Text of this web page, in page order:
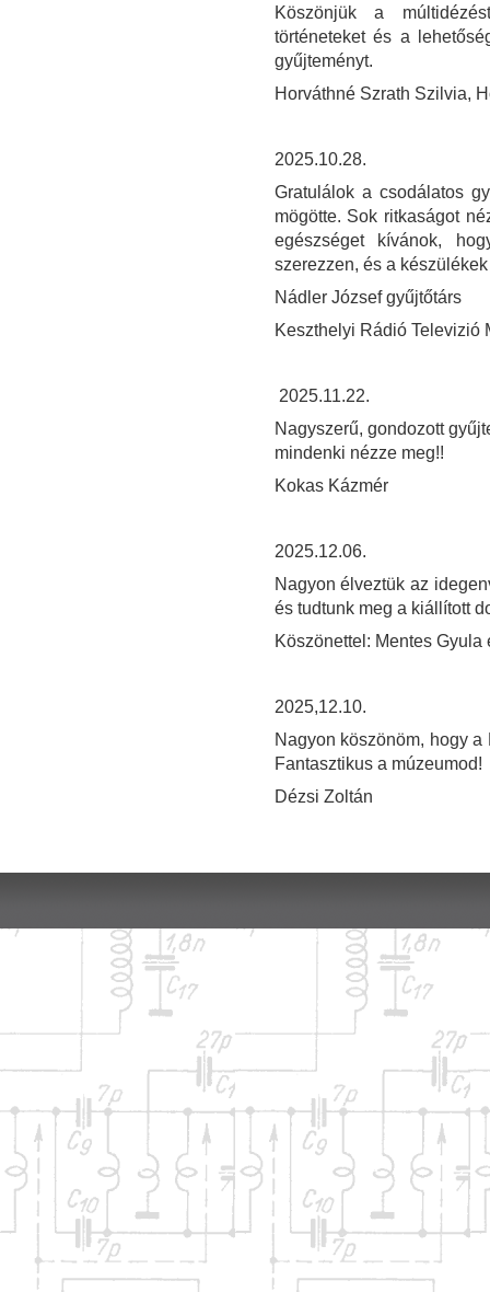
Köszönjük a
történeteket és a
gyűjteményt.
Horváthné Szrath Szilvia,
2025.10.28.
Gratulálok a csodálatos
mögötte. Sok ritkaságot
egészséget kívánok,
szerezzen, és a
Nádler József gyűjtőtárs
Keszthelyi Rádió Televizió
2025.11.22.
Nagyszerű, gondozott
mindenki nézze meg!!
Kokas Kázmér
2025.12.06.
Nagyon élveztük az
és tudtunk meg a kiállított
Köszönettel: Mentes Gyula
2025,12.10.
Nagyon köszönöm, hogy
Fantasztikus a múzeumod!
Dézsi Zoltán